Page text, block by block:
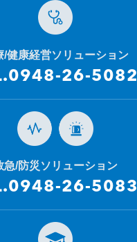
/健康経営ソリューション
26-5082
急/防災ソリューション
26-5083